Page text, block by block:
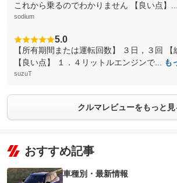
これから乗るのでわかりません 【良い点】...
sodium
5.0
【所有期間または運転回数】 ３日，３回
【良い点】 １．４リットルエンジンで...
も
suzuT
クルマレビューをもっと見
おすすめ記事
車種別・最新情報